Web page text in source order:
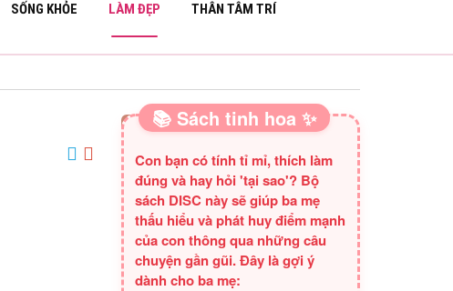
SỐNG KHỎE LÀM ĐẸP THÂN TÂM TRÍ
SÁCH HAY CHO BA MẸ
📚 Sách tinh hoa ✨
Con bạn có tính tỉ mỉ, thích làm
đúng và hay hỏi 'tại sao'? Bộ
sách DISC này sẽ giúp ba mẹ
thấu hiểu và phát huy điểm mạnh
của con thông qua những câu
chuyện gần gũi. Đây là gợi ý
dành cho ba mẹ: